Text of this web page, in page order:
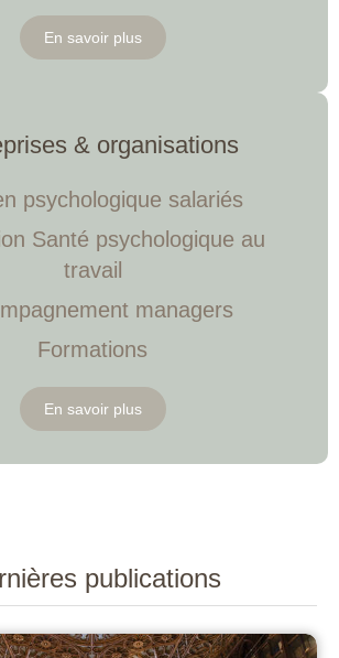
En savoir plus
& organisations
psychologique salariés
Santé psychologique au
travail
managers
Formations
En savoir plus
publications